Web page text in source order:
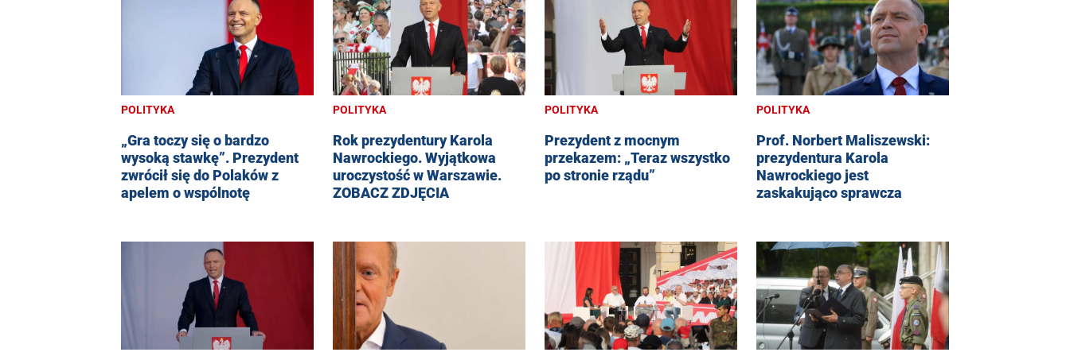
POLITYKA
„Gra toczy się o bardzo
wysoką stawkę”. Prezydent
zwrócił się do Polaków z
apelem o wspólnotę
POLITYKA
Rok prezydentury Karola
Nawrockiego. Wyjątkowa
uroczystość w Warszawie.
ZOBACZ ZDJĘCIA
POLITYKA
Prezydent z mocnym
przekazem: „Teraz wszystko
po stronie rządu”
POLITYKA
Prof. Norbert Maliszewski:
prezydentura Karola
Nawrockiego jest
zaskakująco sprawcza